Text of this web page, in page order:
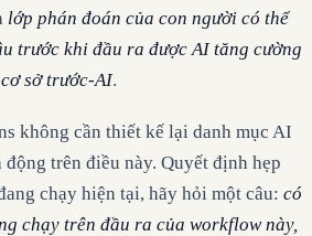
lớp phán đoán của con người có thể
trước khi đầu ra được AI tăng cường
sở trước-AI.
không cần thiết kế lại danh mục AI
trên điều này. Quyết định hẹp
chạy hiện tại, hãy hỏi một câu: có
chạy trên đầu ra của workflow này,